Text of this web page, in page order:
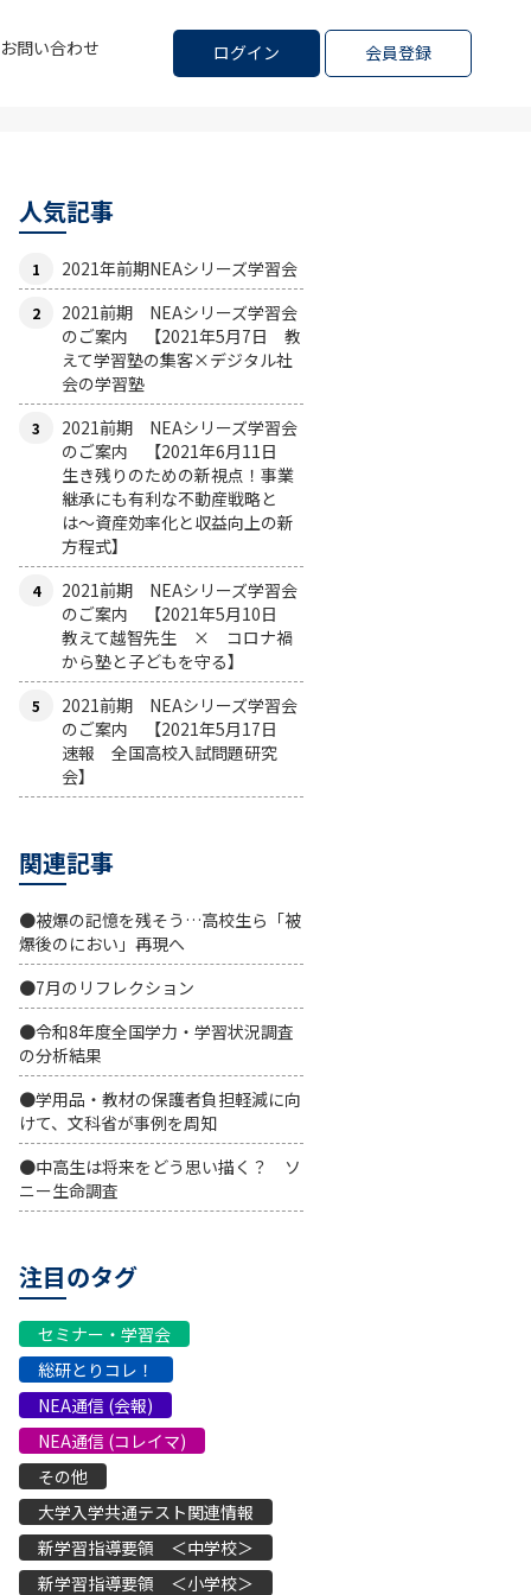
ログイン 会員登録
お問い合わせ
人気記事
2021年前期NEAシリーズ学習会
2021前期 NEAシリーズ学習会
のご案内 【2021年5月7日 教
えて学習塾の集客×デジタル社
会の学習塾
2021前期 NEAシリーズ学習会
のご案内 【2021年6月11日
生き残りのための新視点！事業
継承にも有利な不動産戦略と
は〜資産効率化と収益向上の新
方程式】
2021前期 NEAシリーズ学習会
のご案内 【2021年5月10日
教えて越智先生 × コロナ禍
から塾と子どもを守る】
2021前期 NEAシリーズ学習会
のご案内 【2021年5月17日
速報 全国高校入試問題研究
会】
関連記事
●被爆の記憶を残そう…高校生ら「被
爆後のにおい」再現へ
●7月のリフレクション
●令和8年度全国学力・学習状況調査
の分析結果
●学用品・教材の保護者負担軽減に向
けて、文科省が事例を周知
●中高生は将来をどう思い描く？ ソ
ニー生命調査
注目のタグ
セミナー・学習会
総研とりコレ！
NEA通信 (会報)
NEA通信 (コレイマ)
その他
大学入学共通テスト関連情報
新学習指導要領 ＜中学校＞
新学習指導要領 ＜小学校＞